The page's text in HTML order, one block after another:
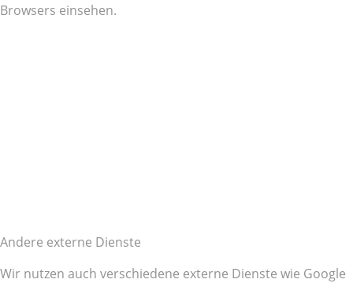
Browsers einsehen.
Andere externe Dienste
Wir nutzen auch verschiedene externe Dienste wie Google